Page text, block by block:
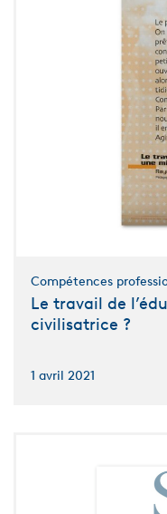
Compétences
Le travail de
civilisatrice ?
1 avril 2021